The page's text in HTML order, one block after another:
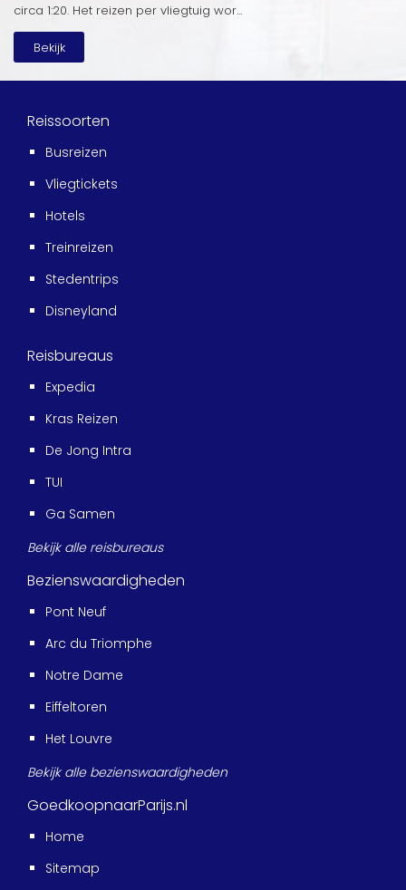
circa 1:20. Het reizen per vliegtuig wor...
Bekijk
Reissoorten
Busreizen
Vliegtickets
Hotels
Treinreizen
Stedentrips
Disneyland
Reisbureaus
Expedia
Kras Reizen
De Jong Intra
TUI
Ga Samen
Bekijk alle reisbureaus
Bezienswaardigheden
Pont Neuf
Arc du Triomphe
Notre Dame
Eiffeltoren
Het Louvre
Bekijk alle bezienswaardigheden
GoedkoopnaarParijs.nl
Home
Sitemap